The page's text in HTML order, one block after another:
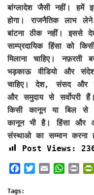
बांग्लादेश जैसी नहीं। हमें
होगा। राजनैतिक लाभ
बांटना ठीक नहीं। इससे
साम्प्रदायिक हिंसा को
मिलाना चाहिए। नफ़रती
भड़काऊ वीडियो और
चाहिए। देश, संसद और
और समुदाय से सर्वोपरी
किसी कानून या बिल
कानून भी है। हिंसा और
संस्थाओ का सम्मान करना
Post Views:
c
Tags: